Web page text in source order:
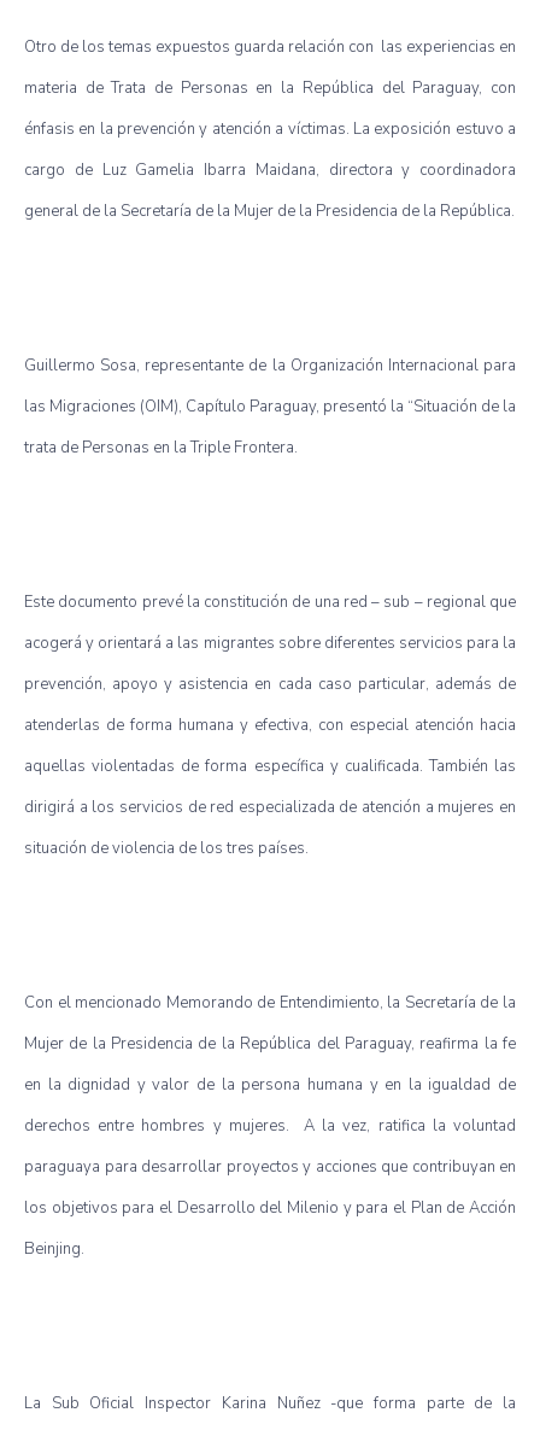
Otro de los temas expuestos guarda relación con las experiencias en
materia de Trata de Personas en la República del Paraguay, con
énfasis en la prevención y atención a víctimas. La exposición estuvo a
cargo de Luz Gamelia Ibarra Maidana, directora y coordinadora
general de la Secretaría de la Mujer de la Presidencia de la República.
Guillermo Sosa, representante de la Organización Internacional para
las Migraciones (OIM), Capítulo Paraguay, presentó la “Situación de la
trata de Personas en la Triple Frontera.
Este documento prevé la constitución de una red – sub – regional que
acogerá y orientará a las migrantes sobre diferentes servicios para la
prevención, apoyo y asistencia en cada caso particular, además de
atenderlas de forma humana y efectiva, con especial atención hacia
aquellas violentadas de forma específica y cualificada. También las
dirigirá a los servicios de red especializada de atención a mujeres en
situación de violencia de los tres países.
Con el mencionado Memorando de Entendimiento, la Secretaría de la
Mujer de la Presidencia de la República del Paraguay, reafirma la fe
en la dignidad y valor de la persona humana y en la igualdad de
derechos entre hombres y mujeres. A la vez, ratifica la voluntad
paraguaya para desarrollar proyectos y acciones que contribuyan en
los objetivos para el Desarrollo del Milenio y para el Plan de Acción
Beinjing.
La Sub Oficial Inspector Karina Nuñez -que forma parte de la